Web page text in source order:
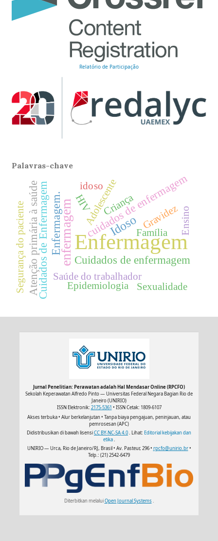
Relatório de Participação
Palavras-chave
Enfermagem
enfermagem Idoso
Enfermagem.
Cuidados de Enfermagem Cuidados de enfermagem
Atenção primária à saúde cuidados de enfermagem
Segurança do paciente Adolescente
Família
Saúde do trabalhador
Epidemiologia
HIV Criança Gravidez
idoso
Ensino
Sexualidade
Jurnal Penelitian: Perawatan adalah Hal Mendasar Online (RPCFO)
Sekolah Keperawatan Alfredo Pinto — Universitas Federal Negara Bagian Rio de
Janeiro (UNIRIO)
ISSN Elektronik: 2175-5361 • ISSN Cetak: 1809-6107
Akses terbuka • Alur berkelanjutan • Tanpa biaya pengajuan, peninjauan, atau
pemrosesan (APC)
Didistribusikan di bawah lisensiCC BY-NC-SA 4.0 . Lihat: Editorial kebijakan dan
etika.
UNIRIO — Urca, Rio de Janeiro/RJ, Brasil • Av. Pasteur, 296 • rpcfo@unirio.br•
Telp.: (21) 2542-6479
Diterbitkan melaluiOpen Journal Systems